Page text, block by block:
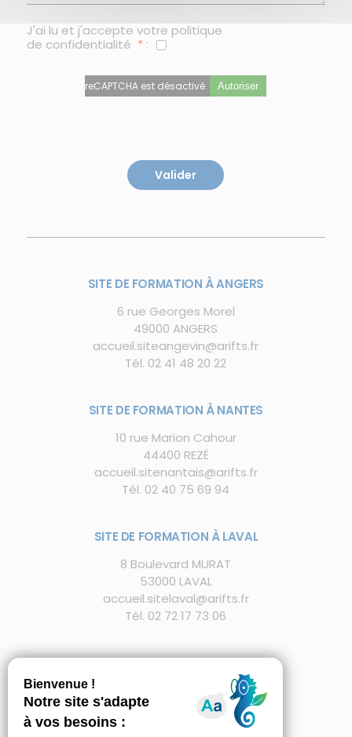
J'ai lu et j'accepte votre politique
de confidentialité * :
reCAPTCHA est désactivé. Autoriser
SITE DE FORMATION À ANGERS
6 rue Georges Morel
49000 ANGERS
accueil.siteangevin@arifts.fr
Tél. 02 41 48 20 22
SITE DE FORMATION À NANTES
10 rue Marion Cahour
44400 REZÉ
accueil.sitenantais@arifts.fr
Tél. 02 40 75 69 94
SITE DE FORMATION À LAVAL
8 Boulevard MURAT
53000 LAVAL
accueil.sitelaval@arifts.fr
Tél. 02 72 17 73 06